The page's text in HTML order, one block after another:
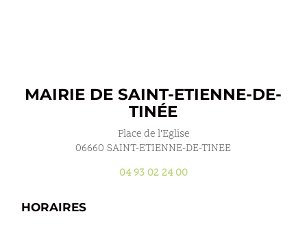
MAIRIE DE SAINT-ETIENNE-DE-
TINÉE
Place de l’Eglise
06660 SAINT-ETIENNE-DE-TINEE
04 93 02 24 00
HORAIRES